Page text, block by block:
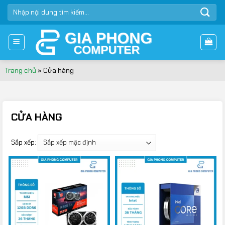
Bỏ
qua
dung
TÌM
KIẾM:
Trang chủ » Cửa hàng
CỬA HÀNG
Sắp xếp: